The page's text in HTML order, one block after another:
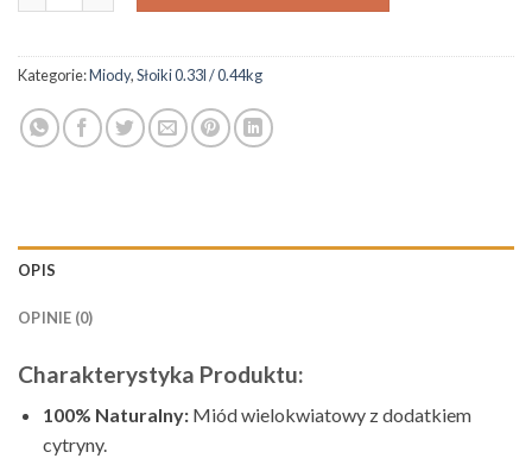
Kategorie:Miody,Słoiki 0.33l / 0.44kg
OPIS
OPINIE (0)
Charakterystyka Produktu:
100% Naturalny:Miód wielokwiatowy z dodatkiem
cytryny.